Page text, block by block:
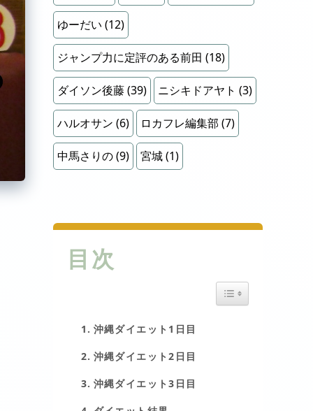
ゆーだい (12)
ジャンプ力に定評のある前田 (18)
ダイソン後藤(39) ニシキドアヤト (3)
ハルオサン (6) ロカフレ編集部 (7)
中馬さりの(9) 宮城(1)
目次
Toggle Table of
沖縄ダイエット1日目
沖縄ダイエット2日目
沖縄ダイエット3日目